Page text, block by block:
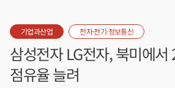
기업과산업 전자·전기·정보통신
삼성전자 LG전자, 북미에서
점유율 늘려